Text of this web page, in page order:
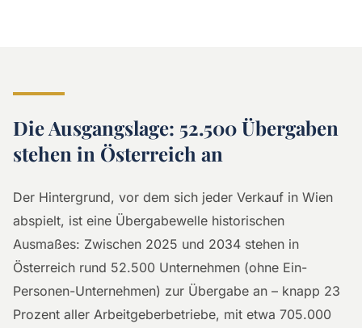
Die Ausgangslage: 52.500 Übergaben
stehen in Österreich an
Der Hintergrund, vor dem sich jeder Verkauf in Wien
abspielt, ist eine Übergabewelle historischen
Ausmaßes: Zwischen 2025 und 2034 stehen in
Österreich rund 52.500 Unternehmen (ohne Ein-
Personen-Unternehmen) zur Übergabe an – knapp 23
Prozent aller Arbeitgeberbetriebe, mit etwa 705.000